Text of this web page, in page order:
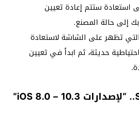
استعادة ستتم إعادة تعيين
التي تظهر على الشاشة لاستعادة
حديثة، ثم ابدأ في تعيين
2- باستخدام Siri.. “لإصدارات iOS 8.0 – 10.3”